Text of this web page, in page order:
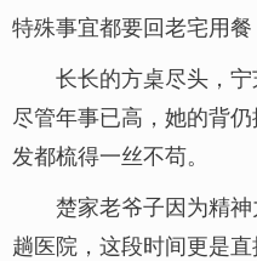
特殊事宜都要回老宅用餐
长长的方桌尽头，宁
尽管年事已高，她的背
发都梳得一丝不苟。
楚家老爷子因为精
趟医院，这段时间更是直